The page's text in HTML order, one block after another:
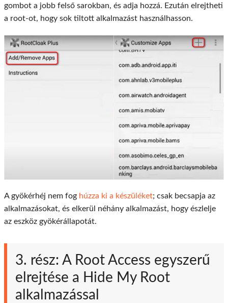
gombot a jobb felső sarokban, és adja hozzá. Ezután elrejtheti
a root-ot, hogy sok tiltott alkalmazást használhasson.
A gyökérhéj nem fog húzza ki a készüléket; csak becsapja az
alkalmazásokat, és elkerül néhány alkalmazást, hogy észlelje
az eszköz gyökérállapotát.
3. rész: A Root Access egyszerű
elrejtése a Hide My Root
alkalmazással